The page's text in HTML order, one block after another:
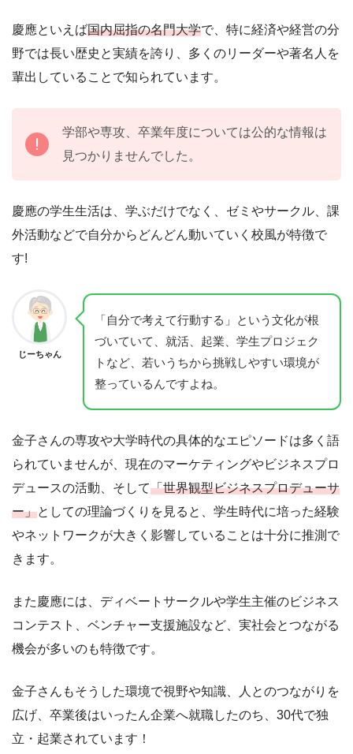
慶應といえば国内屈指の名門大学で、特に経済や経営の分
野では長い歴史と実績を誇り、多くのリーダーや著名人を
輩出していることで知られています。
学部や専攻、卒業年度については公的な情報は
見つかりませんでした。
慶應の学生生活は、学ぶだけでなく、ゼミやサークル、課
外活動などで自分からどんどん動いていく校風が特徴で
す!
じーちゃん
「自分で考えて行動する」という文化が根
づいていて、就活、起業、学生プロジェク
トなど、若いうちから挑戦しやすい環境が
整っているんですよね。
金子さんの専攻や大学時代の具体的なエピソードは多く語
られていませんが、現在のマーケティングやビジネスプロ
デュースの活動、そして「世界観型ビジネスプロデューサ
ー」としての理論づくりを見ると、学生時代に培った経験
やネットワークが大きく影響していることは十分に推測で
きます。
また慶應には、ディベートサークルや学生主催のビジネス
コンテスト、ベンチャー支援施設など、実社会とつながる
機会が多いのも特徴です。
金子さんもそうした環境で視野や知識、人とのつながりを
広げ、卒業後はいったん企業へ就職したのち、30代で独
立・起業されています！